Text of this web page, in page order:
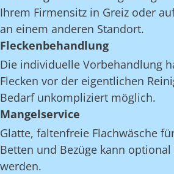
Ihrem Firmensitz in Greiz oder
an einem anderen Standort.
Fleckenbehandlung
Die individuelle Vorbehandlung
Flecken vor der eigentlichen
Bedarf unkompliziert möglich.
Mangelservice
Glatte, faltenfreie Flachwäsche
Betten und Bezüge kann
werden.